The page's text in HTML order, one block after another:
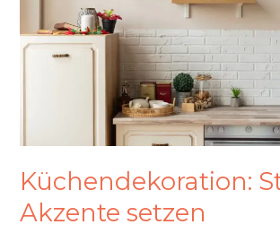
Küchendekoration:
Akzente setzen